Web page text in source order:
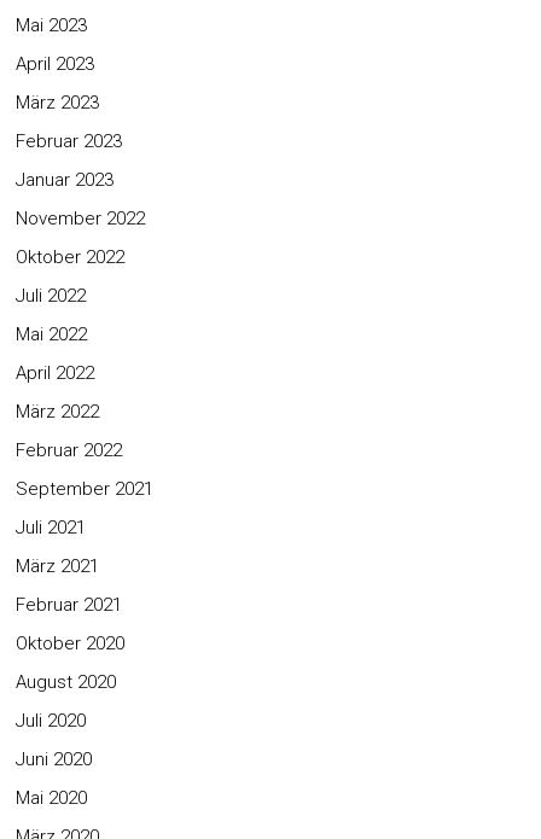
Mai 2023
April 2023
März 2023
Februar 2023
Januar 2023
November 2022
Oktober 2022
Juli 2022
Mai 2022
April 2022
März 2022
Februar 2022
September 2021
Juli 2021
März 2021
Februar 2021
Oktober 2020
August 2020
Juli 2020
Juni 2020
Mai 2020